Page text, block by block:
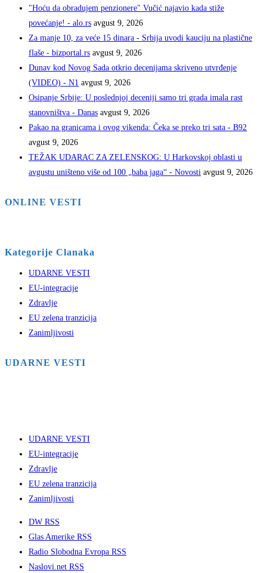
"Hoću da obradujem penzionere" Vučić najavio kada stiže
povećanje! - alo.rs avgust 9, 2026
Za manje 10, za veće 15 dinara - Srbija uvodi kauciju na plastične
flaše - bizportal.rs avgust 9, 2026
Dunav kod Novog Sada otkrio decenijama skriveno utvrđenje
(VIDEO) - N1 avgust 9, 2026
Osipanje Srbije: U poslednjoj deceniji samo tri grada imala rast
stanovništva - Danas avgust 9, 2026
Pakao na granicama i ovog vikenda: Čeka se preko tri sata - B92
avgust 9, 2026
TEŽAK UDARAC ZA ZELENSKOG: U Harkovskoj oblasti u
avgustu uništeno više od 100 „baba jaga“ - Novosti avgust 9, 2026
ONLINE VESTI
Kategorije Clanaka
UDARNE VESTI
EU-integracije
Zdravlje
EU zelena tranzicija
Zanimljivosti
UDARNE VESTI
UDARNE VESTI
EU-integracije
Zdravlje
EU zelena tranzicija
Zanimljivosti
DW RSS
Glas Amerike RSS
Radio Slobodna Evropa RSS
Naslovi.net RSS